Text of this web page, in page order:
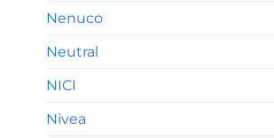
Nenuco
Neutral
NICI
Nivea